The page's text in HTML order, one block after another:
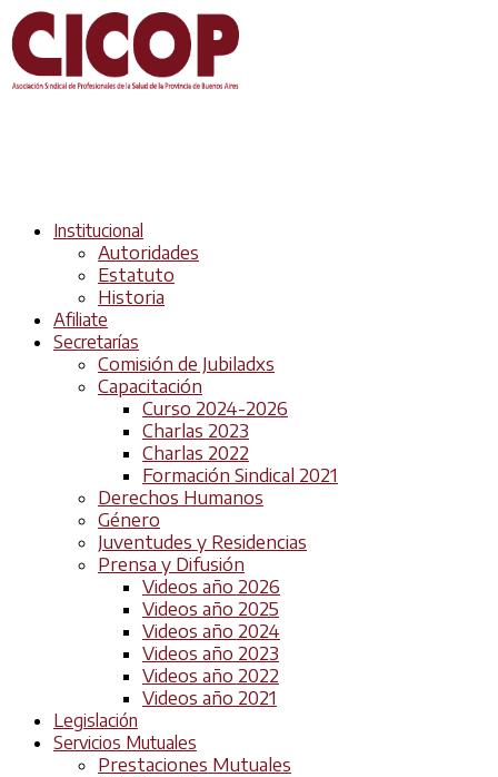
Institucional
Autoridades
Estatuto
Historia
Afiliate
Secretarías
Comisión de Jubiladxs
Capacitación
Curso 2024-2026
Charlas 2023
Charlas 2022
Formación Sindical 2021
Derechos Humanos
Género
Juventudes y Residencias
Prensa y Difusión
Videos año 2026
Videos año 2025
Videos año 2024
Videos año 2023
Videos año 2022
Videos año 2021
Legislación
Servicios Mutuales
Prestaciones Mutuales